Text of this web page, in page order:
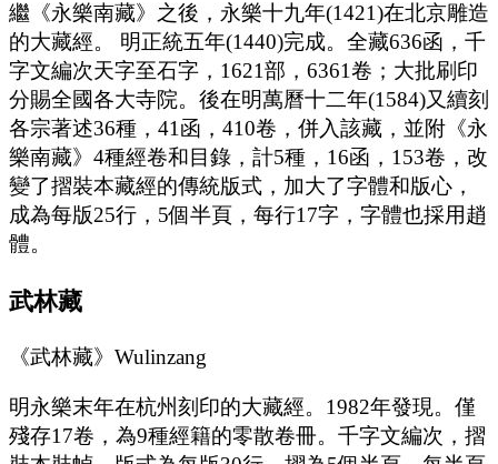
繼《永樂南藏》之後，永樂十九年(1421)在北京雕造
的大藏經。 明正統五年(1440)完成。全藏636函，千
字文編次天字至石字，1621部，6361卷；大批刷印
分賜全國各大寺院。後在明萬曆十二年(1584)又續刻
各宗著述36種，41函，410卷，併入該藏，並附《永
樂南藏》4種經卷和目錄，計5種，16函，153卷，改
變了摺裝本藏經的傳統版式，加大了字體和版心，
成為每版25行，5個半頁，每行17字，字體也採用趙
體。
武林藏
《武林藏》Wulinzang
明永樂末年在杭州刻印的大藏經。1982年發現。僅
殘存17卷，為9種經籍的零散卷冊。千字文編次，摺